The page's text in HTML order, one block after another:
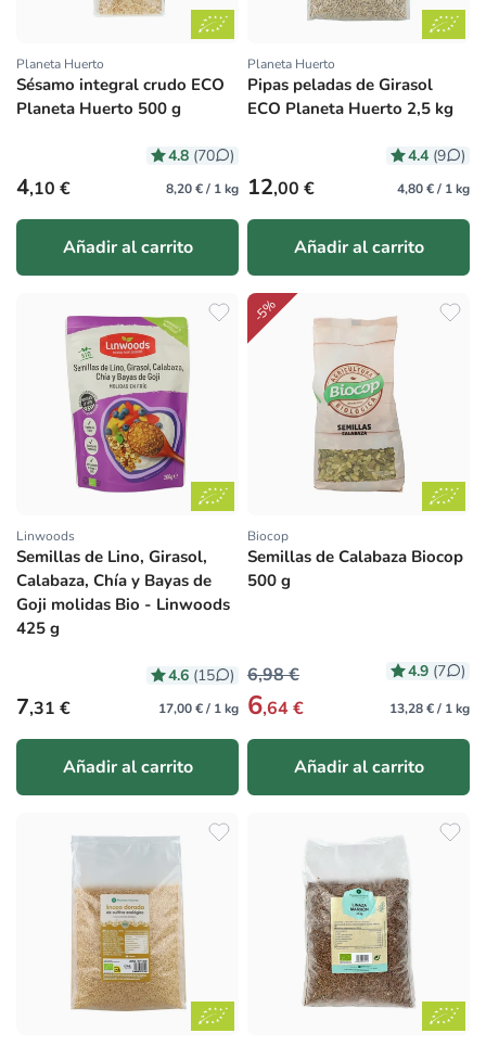
Proveedor:
Planeta Huerto
Sésamo integral crudo ECO
Planeta Huerto 500 g
4.8 (70 )
Precio habitual
4,10 € 8,20 € / 1 kg
Añadir al carrito
Proveedor:
Planeta Huerto
Pipas peladas de Girasol
ECO Planeta Huerto 2,5 kg
4.4 (9 )
Precio habitual
12,00 € 4,80 € / 1 kg
Añadir al carrito
Proveedor:
Linwoods
Semillas de Lino, Girasol,
Calabaza, Chía y Bayas de
Goji molidas Bio - Linwoods
425 g
4.6 (15 )
Precio habitual
7,31 € 17,00 € / 1 kg
Añadir al carrito
-5%
Proveedor:
Biocop
Semillas de Calabaza Biocop
500 g
4.9 (7 )
6,98 €
6,64 € 13,28 € / 1 kg
Añadir al carrito